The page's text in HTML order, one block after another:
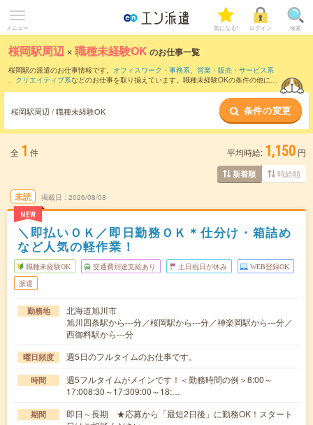
メニュー 気になる! ログイン 検索
桜岡駅周辺 ×職種未経験OK のお仕事一覧
桜岡駅の派遣のお仕事情報です。 オフィスワーク・事務系、 営業・販売・サービス系
、 クリエイティブ系などのお仕事を取り揃えています。職種未経験OKの条件の他に、
桜岡駅周辺 / 職種未経験OK 条件の変更
全 1 件 平均時給: 1,150 円
新着順 時給順
未読
NEW
掲載日 2026/08/08
＼即払いＯＫ／即日勤務ＯＫ＊仕分け・箱詰め
など人気の軽作業！
職種未経験OK 交通費別途支給あり 土日祝日が休み WEB登録OK
派遣
勤務地
北海道旭川市
旭川四条駅から---分／桜岡駅から---分／神楽岡駅から---分／
西御料駅から---分
曜日頻度 週5日のフルタイムのお仕事です。
時間
週5フルタイムがメインです！＜勤務時間の例＞8:00～
17:008:30～17:309:00～18:…
期間
即日～長期 ★応募から「最短2日後」に勤務OK！スタート